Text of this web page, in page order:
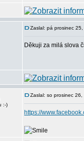
Zaslal: pá prosinec
Děkuji za milá slova
Zaslal: so prosinec
https://